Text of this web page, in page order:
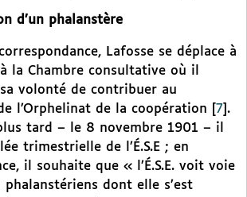
d’un phalanstère
Lafosse se déplace à
la Chambre consultative où il
volonté de contribuer au
l’Orphelinat de la coopération
7 .
tard – le 8 novembre 1901 – il
trimestrielle de l’É.S.E ; en
il souhaite que « l’É.S.E. voit voie
dont elle s’est